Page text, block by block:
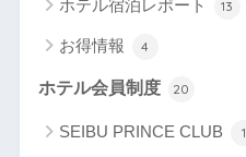
ホテル宿泊レポート 13
お得情報 4
ホテル会員制度 20
SEIBU PRINCE CLUB 1